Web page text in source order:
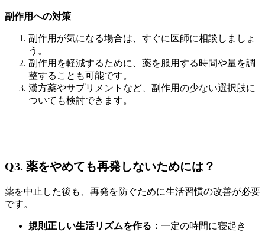
副作用への対策
副作用が気になる場合は、すぐに医師に相談しましょ
う。
副作用を軽減するために、薬を服用する時間や量を調
整することも可能です。
漢方薬やサプリメントなど、副作用の少ない選択肢に
ついても検討できます。
Q3. 薬をやめても再発しないためには？
薬を中止した後も、再発を防ぐために生活習慣の改善が必要
です。
規則正しい生活リズムを作る： 一定の時間に寝起き